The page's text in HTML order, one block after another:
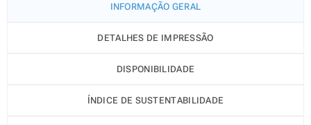
INFORMAÇÃO GERAL
DETALHES DE IMPRESSÃO
DISPONIBILIDADE
ÍNDICE DE SUSTENTABILIDADE